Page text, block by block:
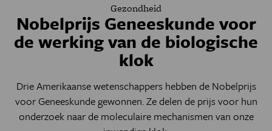
Gezondheid
Nobelprijs Geneeskunde voor
de werking van de biologische
klok
Drie Amerikaanse wetenschappers hebben de Nobelprijs
voor Geneeskunde gewonnen. Ze delen de prijs voor hun
onderzoek naar de moleculaire mechanismen van onze